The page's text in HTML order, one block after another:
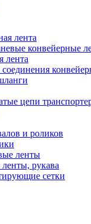
лента
конвейерные
лента
цепи
и роликов
ленты
рукава
сетки